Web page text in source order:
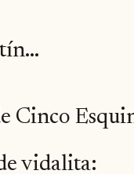
Cinco
vidalita: